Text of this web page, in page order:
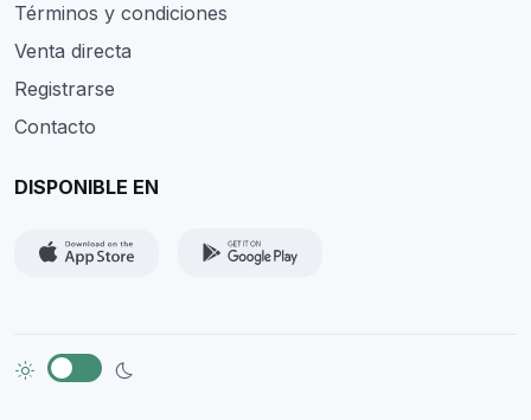
Términos y condiciones
Venta directa
Registrarse
Contacto
DISPONIBLE EN